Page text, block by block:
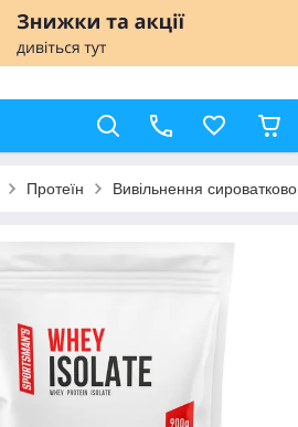
Протеїн Вивільнення